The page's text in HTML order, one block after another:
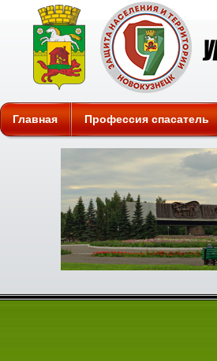
Защита
Главная Профессия спасатель